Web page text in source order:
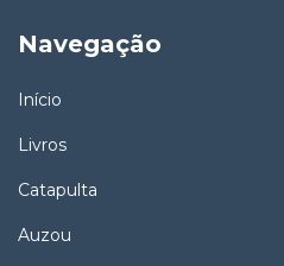
Navegação
Início
Livros
Catapulta
Auzou